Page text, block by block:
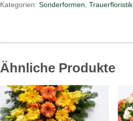
Kategorien: Sonderformen Trauerfloristik
Ähnliche Produkte